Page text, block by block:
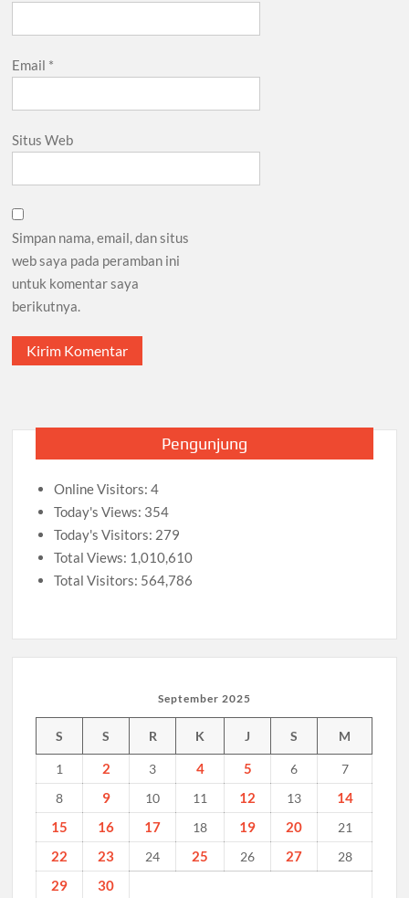
Email *
Situs Web
Simpan nama, email, dan situs
web saya pada peramban ini
untuk komentar saya
berikutnya.
Pengunjung
Online Visitors:4
Today's Views: 354
Today's Visitors: 279
Total Views: 1,010,610
Total Visitors: 564,786
September 2025
S S R K J S M
1 2 3 4 5 6
7
8
9 10 11 12 13
14
15
16 17 18 19 20 21
22 23 24 25 26 27 28
29 30